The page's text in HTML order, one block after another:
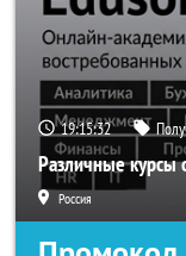
19:15:29
Различные курсы
Россия